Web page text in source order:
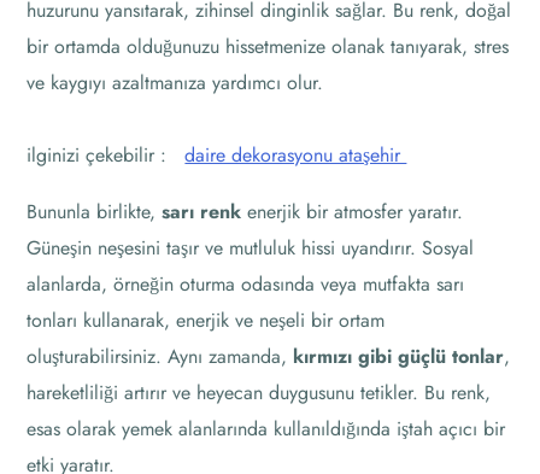
huzurunu yansıtarak, zihinsel dinginlik sağlar. Bu renk, doğal
bir ortamda olduğunuzu hissetmenize olanak tanıyarak, stres
ve kaygıyı azaltmanıza yardımcı olur.
ilginizi çekebilir :daire dekorasyonu ataşehir
Bununla birlikte,sarı renk enerjik bir atmosfer yaratır.
Güneşin neşesini taşır ve mutluluk hissi uyandırır. Sosyal
alanlarda, örneğin oturma odasında veya mutfakta sarı
tonları kullanarak, enerjik ve neşeli bir ortam
oluşturabilirsiniz. Aynı zamanda, kırmızı gibi güçlü tonlar,
hareketliliği artırır ve heyecan duygusunu tetikler. Bu renk,
esas olarak yemek alanlarında kullanıldığında iştah açıcı bir
etki yaratır.